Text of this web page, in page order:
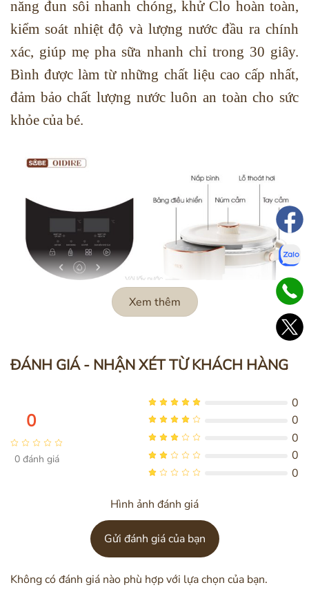
năng đun sôi nhanh chóng, khử Clo hoàn toàn,
kiểm soát nhiệt độ và lượng nước đầu ra chính
xác, giúp mẹ pha sữa nhanh chỉ trong 30 giây.
Bình được làm từ những chất liệu cao cấp nhất,
đảm bảo chất lượng nước luôn an toàn cho sức
khỏe của bé.
Cấu tạo bình thủy điện OIDIRE 2.5L ODI01A
4 Tính năng ưu việt nâng tầm trải
Bình thủy điệnOIDIREđược thiết lập sẵn 4
Xem thêm
ĐÁNH GIÁ - NHẬN XÉT TỪ KHÁCH HÀNG
0
0đánh giá
0
0
0
0
0
Hình ảnh đánh giá
Gửi đánh giá của bạn
Không có đánh giá nào phù hợp với lựa chọn của bạn.